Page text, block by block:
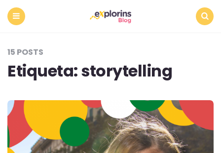
15 POSTS
Etiqueta:storytelling